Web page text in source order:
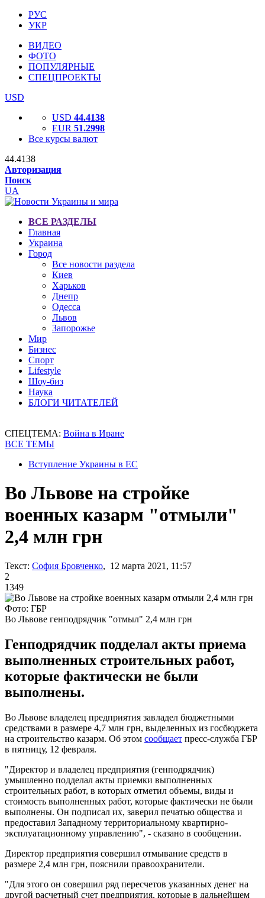
РУС
УКР
ВИДЕО
ФОТО
ПОПУЛЯРНЫЕ
СПЕЦПРОЕКТЫ
USD
USD 44.4138
EUR 51.2998
Все курсы валют
44.4138
Авторизация
Поиск
UA
ВСЕ РАЗДЕЛЫ
Главная
Украина
Город
Все новости раздела
Киев
Харьков
Днепр
Одесса
Львов
Запорожье
Мир
Бизнес
Спорт
Lifestyle
Шоу-биз
Наука
БЛОГИ ЧИТАТЕЛЕЙ
СПЕЦТЕМА: Война в Иране
ВСЕ ТЕМЫ
Вступление Украины в ЕС
Во Львове на стройке
военных казарм "отмыли"
2,4 млн грн
Текст: София Бровченко, 12 марта 2021, 11:57
2
1349
Фото: ГБР
Во Львове генподрядчик "отмыл" 2,4 млн грн
Генподрядчик подделал акты приема
выполненных строительных работ,
которые фактически не были
выполнены.
Во Львове владелец предприятия завладел бюджетными
средствами в размере 4,7 млн грн, выделенных из госбюджета
на строительство казарм. Об этом сообщает пресс-служба ГБР
в пятницу, 12 февраля.
"Директор и владелец предприятия (генподрядчик)
умышленно подделал акты приемки выполненных
строительных работ, в которых отметил объемы, виды и
стоимость выполненных работ, которые фактически не были
выполнены. Он подписал их, заверил печатью общества и
предоставил Западному территориальному квартирно-
эксплуатационному управлению", - сказано в сообщении.
Директор предприятия совершил отмывание средств в
размере 2,4 млн грн, пояснили правоохранители.
"Для этого он совершил ряд пересчетов указанных денег на
другой расчетный счет предприятия, которые в дальнейшем